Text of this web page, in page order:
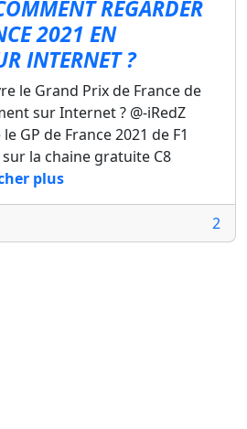
REGARDER
2021 EN
INTERNET ?
le Grand Prix de France de
sur Internet ? @-iRedZ
GP de France 2021 de F1
la chaine gratuite C8
plus
2